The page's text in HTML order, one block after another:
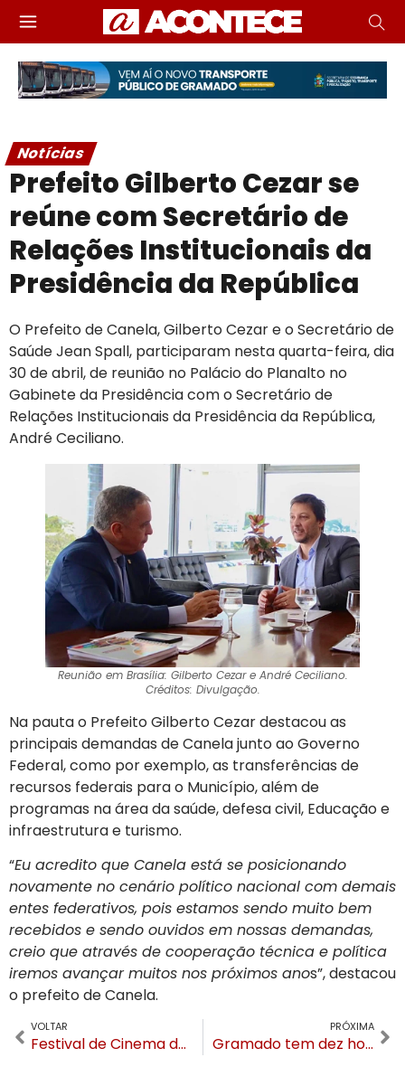
Notícias
Prefeito Gilberto Cezar se
reúne com Secretário de
Relações Institucionais da
Presidência da República
O Prefeito de Canela, Gilberto Cezar e o Secretário de
Saúde Jean Spall, participaram nesta quarta-feira, dia
30 de abril, de reunião no Palácio do Planalto no
Gabinete da Presidência com o Secretário de
Relações Institucionais da Presidência da República,
André Ceciliano.
Reunião em Brasília: Gilberto Cezar e André Ceciliano.
Créditos: Divulgação.
Na pauta o Prefeito Gilberto Cezar destacou as
principais demandas de Canela junto ao Governo
Federal, como por exemplo, as transferências de
recursos federais para o Município, além de
programas na área da saúde, defesa civil, Educação e
infraestrutura e turismo.
“Eu acredito que Canela está se posicionando
novamente no cenário político nacional com demais
entes federativos, pois estamos sendo muito bem
recebidos e sendo ouvidos em nossas demandas,
creio que através de cooperação técnica e política
iremos avançar muitos nos próximos anos”, destacou
o prefeito de Canela.
VOLTAR
Festival de Cinema de Gramado será homenageado em Paris com mostra especial
PRÓXIMA
Gramado tem dez hotéis no ranking anual dos Melhores do Mundo, América do Sul e Brasil